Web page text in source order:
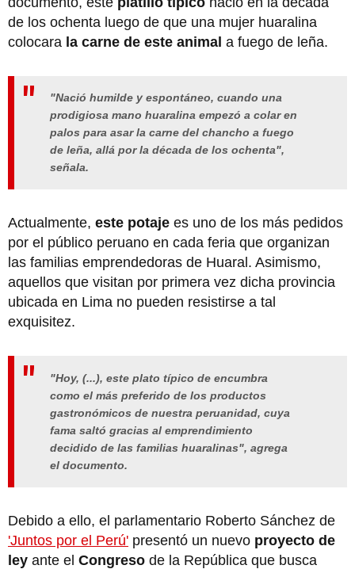
de los ochenta luego de que una mujer huaralina
colocara la carne de este animal a fuego de leña.
"Nació humilde y espontáneo, cuando una
prodigiosa mano huaralina empezó a colar en
palos para asar la carne del chancho a fuego
de leña, allá por la década de los ochenta",
señala.
Actualmente, este potaje es uno de los más pedidos
por el público peruano en cada feria que organizan
las familias emprendedoras de Huaral. Asimismo,
aquellos que visitan por primera vez dicha provincia
ubicada en Lima no pueden resistirse a tal
exquisitez.
"Hoy, (...), este plato típico de encumbra
como el más preferido de los productos
gastronómicos de nuestra peruanidad, cuya
fama saltó gracias al emprendimiento
decidido de las familias huaralinas", agrega
el documento.
Debido a ello, el parlamentario Roberto Sánchez de
'Juntos por el Perú' presentó un nuevo proyecto de
ley ante el Congreso de la República que busca